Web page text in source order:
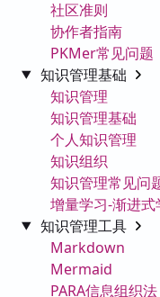
社区准则
协作者指南
PKMer常见问题
知识管理基础
知识管理
知识管理基础
个人知识管理
知识组织
知识管理常见问
增量学习-渐进式
知识管理工具
Markdown
Mermaid
PARA信息组织法